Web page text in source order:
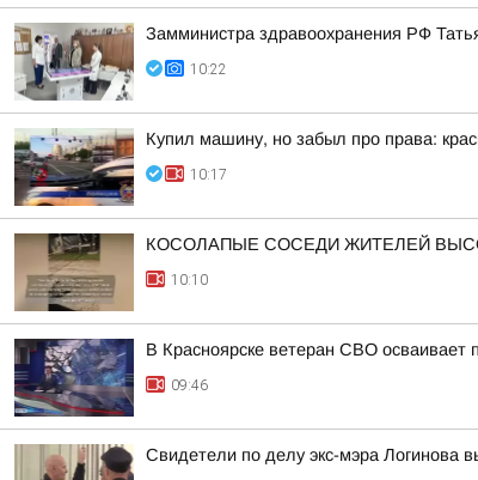
Замминистра здравоохранения РФ
10:22
Купил машину, но забыл про права:
10:17
КОСОЛАПЫЕ СОСЕДИ ЖИТЕЛЕЙ
10:10
В Красноярске ветеран СВО осваивает
09:46
Свидетели по делу экс-мэра Логинова